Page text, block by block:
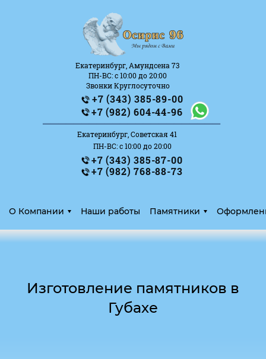
+7 (982) 604-44-96
+7 (343) 385-87-00
Екатеринбург, Амундсена 73
Екатеринбург, Советская 41
ПН-ВС: с 10:00 до 20:00
Звонки Круглосуточно
ПН-ВС: с 10:00 до 20:00
_______________________
+7 (982) 768-88-73
+7 (343) 385-89-00
О Компании Наши работы Памятники
Изготовление памятников в
Губахе